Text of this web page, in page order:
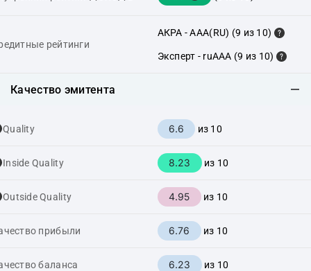
рейтинги
АКРА - AAA(RU) (9 из 10)
Эксперт - ruAAA (9 из 10)
Качество эмитента
Quality 6.6 из 10
Inside Quality 8.23 из 10
Outside Quality 4.95 из 10
прибыли 6.76 из 10
баланса 6.23 из 10